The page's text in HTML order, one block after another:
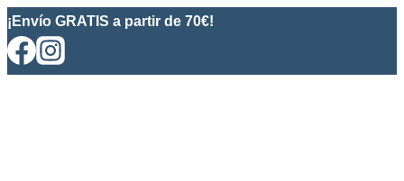
Saltar
al
contenido
¡Envío GRATIS a partir de 70€!